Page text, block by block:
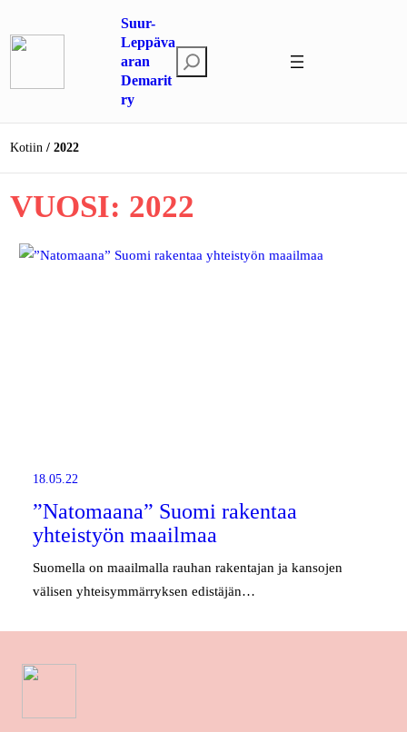
sisältöön
Suur-
Leppäva
aran
Demarit
ry
t
i
Kotiin 2022
VUOSI: 2022
18.05.22
”Natomaana” Suomi rakentaa
yhteistyön maailmaa
Suomella on maailmalla rauhan rakentajan ja kansojen
välisen yhteisymmärryksen edistäjän…